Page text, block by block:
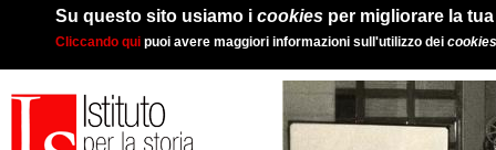
Su questo sito usiamo i cookies per migliorare la
Cliccando qui puoi avere maggiori informazioni sull'utilizzo dei cookies